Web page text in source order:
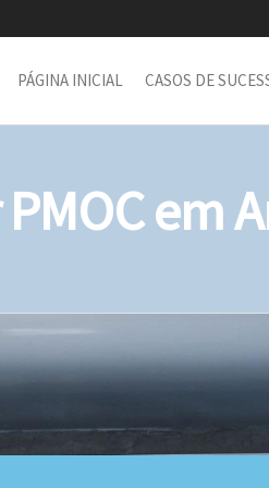
PÁGINA INICIAL CASOS DE
em